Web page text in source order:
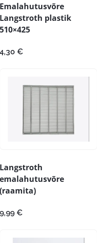
Emalahutusvõre
Langstroth plastik
510×425
4,30 €
Langstroth
emalahutusvõre
(raamita)
9,99 €